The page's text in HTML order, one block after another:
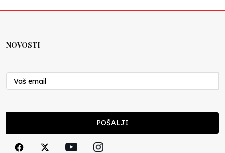
Nenad Veličković
29.10.2024
Cuke i djeca
NOVOSTI
POŠALJI